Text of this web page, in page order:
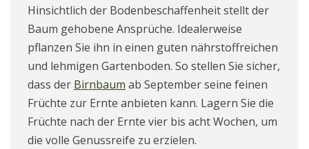
Hinsichtlich der Bodenbeschaffenheit stellt der
Baum gehobene Ansprüche. Idealerweise
pflanzen Sie ihn in einen guten nährstoffreichen
und lehmigen Gartenboden. So stellen Sie sicher,
dass der Birnbaum ab September seine feinen
Früchte zur Ernte anbieten kann. Lagern Sie die
Früchte nach der Ernte vier bis acht Wochen, um
die volle Genussreife zu erzielen.